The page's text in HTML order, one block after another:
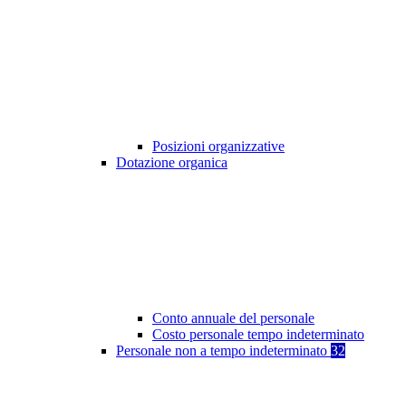
Posizioni organizzative
Dotazione organica
Conto annuale del personale
Costo personale tempo indeterminato
Personale non a tempo indeterminato 32